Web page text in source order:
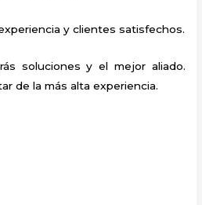
y clientes satisfechos.
soluciones y el mejor aliado.
de la más alta experiencia.